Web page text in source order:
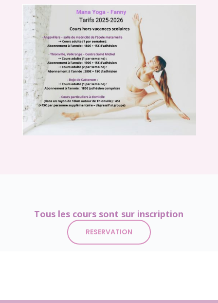
Tous les cours sont sur inscription
RESERVATION